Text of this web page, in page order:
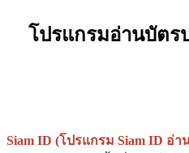
โปรแกรมอ่านบัตร
Siam ID (โปรแกรม Siam ID อ่